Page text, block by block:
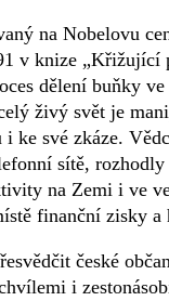
na Nobelovu
v knize
dělení buňky
živý svět je
i ke své zkáze.
sítě,
na Zemi i ve
finanční zisky
české
i